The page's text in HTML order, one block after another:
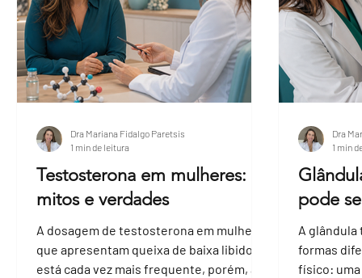
Testosterona em mulheres:
mitos e verdades
A dosagem de testosterona em mulheres
que apresentam queixa de baixa libido
está cada vez mais frequente, porém, até
Dra Mariana Fidalgo Paretsis
1 min de leitura
pode
A glândula
formas
físico:
Dra
1 min